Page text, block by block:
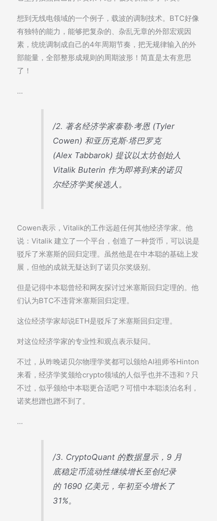
想到无线电领域的一个例子，载波的调制技术。BTC好像
有独特的能力，能够把复杂的、杂乱无章的外部宏观因
素，统统调制成自己的4年周期节奏，把无规律输入的外
部能量，全部整形成规则的周期波形！简直是太有意思
了！
…
/2. 著名经济学家泰勒·考恩 (Tyler
Cowen) 和亚历克斯·塔巴罗克
(Alex Tabbarok) 提议以太坊创始人
Vitalik Buterin 作为即将到来的诺贝
尔经济学奖候选人。
Cowen表示，Vitalik的工作远超任何其他经济学家。他
说：Vitalik 建立了一个平台，创造了一种货币，可以说是
驳斥了米塞斯的回归定理。虽然他是在中本聪的基础上发
展，但他的成就无疑达到了诺贝尔奖级别。
但是记得中本聪曾经和网友探讨过米塞斯回归定理的。他
们认为BTC不违背米塞斯回归定理。
这位经济学家却说ETH是驳斥了米塞斯回归定理。
对这位经济学家的专业性和观点表示疑问。
不过，从昨晚诺贝尔物理学奖都可以颁给AI祖师爷Hinton
来看，经济学奖颁给crypto领域的人似乎也并不违和？只
不过，似乎颁给中本聪更合适吧？可惜中本聪淡泊名利，
诺奖想蹭也蹭不到了。
…
/3. CryptoQuant 的数据显示，9 月
底稳定币流动性继续增长至创纪录
的 1690 亿美元，年初至今增长了
31%。